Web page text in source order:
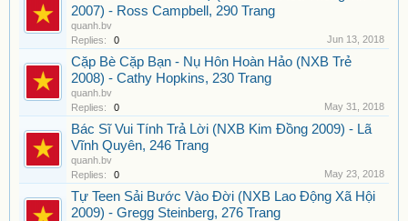
2007) - Ross Campbell, 290 Trang
quanh.bv
Replies:
0 Jun 13, 2018
Cặp Bè Cặp Bạn - Nụ Hôn Hoàn Hảo (NXB Trẻ
2008) - Cathy Hopkins, 230 Trang
quanh.bv
Replies:
0 May 31, 2018
Bác Sĩ Vui Tính Trả Lời (NXB Kim Đồng 2009) - Lã
Vĩnh Quyên, 246 Trang
quanh.bv
Replies:
0 May 23, 2018
Tự Teen Sải Bước Vào Đời (NXB Lao Động Xã Hội
2009) - Gregg Steinberg, 276 Trang